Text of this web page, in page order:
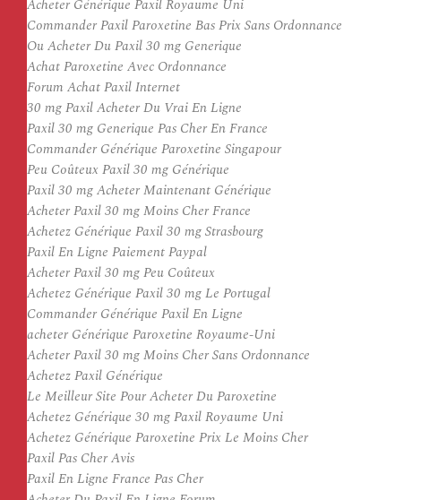
Acheter Générique Paxil Royaume Uni
Commander Paxil Paroxetine Bas Prix Sans Ordonnance
Ou Acheter Du Paxil 30 mg Generique
Achat Paroxetine Avec Ordonnance
Forum Achat Paxil Internet
30 mg Paxil Acheter Du Vrai En Ligne
Paxil 30 mg Generique Pas Cher En France
Commander Générique Paroxetine Singapour
Peu Coûteux Paxil 30 mg Générique
Paxil 30 mg Acheter Maintenant Générique
Acheter Paxil 30 mg Moins Cher France
Achetez Générique Paxil 30 mg Strasbourg
Paxil En Ligne Paiement Paypal
Acheter Paxil 30 mg Peu Coûteux
Achetez Générique Paxil 30 mg Le Portugal
Commander Générique Paxil En Ligne
acheter Générique Paroxetine Royaume-Uni
Acheter Paxil 30 mg Moins Cher Sans Ordonnance
Achetez Paxil Générique
Le Meilleur Site Pour Acheter Du Paroxetine
Achetez Générique 30 mg Paxil Royaume Uni
Achetez Générique Paroxetine Prix Le Moins Cher
Paxil Pas Cher Avis
Paxil En Ligne France Pas Cher